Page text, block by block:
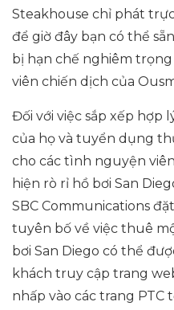
Steakhouse chỉ phát
để giờ đây bạn có thể
bị hạn chế nghiêm
viên chiến dịch của
Đối với việc sắp xếp hợp
của họ và tuyển dụng
cho các tình nguyện
hiện rò rỉ hồ bơi San
SBC Communications
tuyên bố về việc thuê
bơi San Diego có thể
khách truy cập trang
nhấp vào các trang